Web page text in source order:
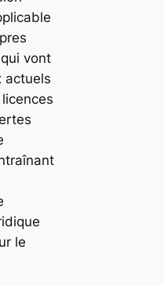
vont
actuels
le